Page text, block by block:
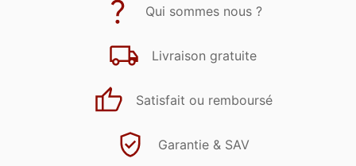
Qui sommes nous ?
Livraison gratuite
Satisfait ou remboursé
Garantie & SAV